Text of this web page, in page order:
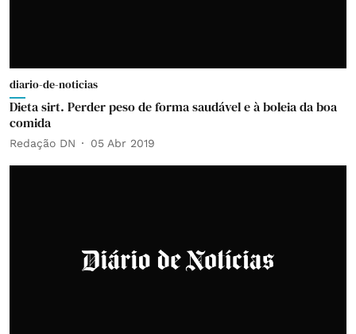
diario-de-noticias
Dieta sirt. Perder peso de forma saudável e à boleia da boa
comida
Redação DN 05 Abr 2019